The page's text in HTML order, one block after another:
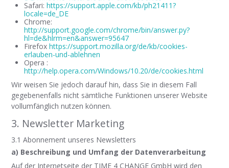
Safari: https://support.apple.com/kb/ph21411?
locale=de_DE
Chrome:
http://support.google.com/chrome/bin/answer.py?
hl=de&hlrm=en&answer=95647
Firefox https://support.mozilla.org/de/kb/cookies-
erlauben-und-ablehnen
Opera :
http://help.opera.com/Windows/10.20/de/cookies.html
Wir weisen Sie jedoch darauf hin, dass Sie in diesem Fall
gegebenenfalls nicht sämtliche Funktionen unserer Website
vollumfänglich nutzen können.
3. Newsletter Marketing
3.1 Abonnement unseres Newsletters
a) Beschreibung und Umfang der Datenverarbeitung
Auf der Internetseite der TIME 4 CHANGE GmbH wird den